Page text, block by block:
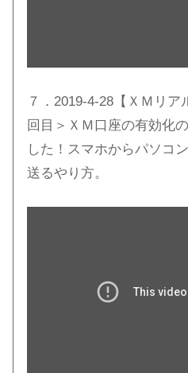
７．2019-4-28【ＸＭリア
回目＞ＸＭ口座の有効化
した！スマホからパソコ
送るやり方。